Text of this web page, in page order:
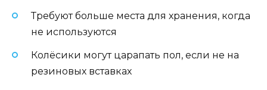
Требуют больше места для хранения, когда
не используются
Колёсики могут царапать пол, если не на
резиновых вставках